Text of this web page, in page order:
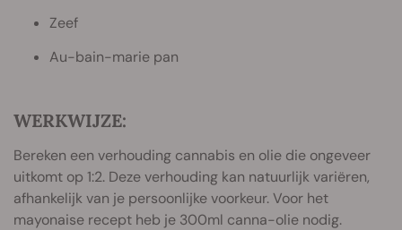
Zeef
Au-bain-marie pan
WERKWIJZE:
Bereken een verhouding cannabis en olie die ongeveer
uitkomt op 1:2. Deze verhouding kan natuurlijk variëren,
afhankelijk van je persoonlijke voorkeur. Voor het
mayonaise recept heb je 300ml canna-olie nodig.